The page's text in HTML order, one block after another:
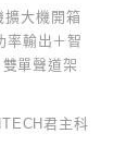
大機開箱
率輸出＋智
單聲道架
君主科